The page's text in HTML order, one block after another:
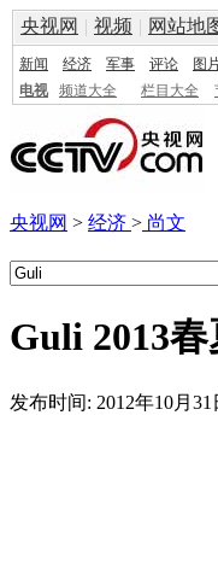
央视网 | 视频 | 网站地
新闻 经济 军事 评论 图
电视
频道大全 栏目大全
央视网 > 经济 > 尚文
Guli 2013
发布时间: 2012年10月31